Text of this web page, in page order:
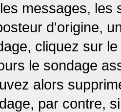
messages, les
d'origine,
cliquez sur
le sondage
alors
par contre,